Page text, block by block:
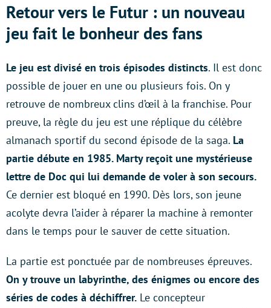
Retour vers le Futur : un nouveau
jeu fait le bonheur des fans
Le jeu est divisé en trois épisodes distincts. Il est donc
possible de jouer en une ou plusieurs fois. On y
retrouve de nombreux clins d’œil à la franchise. Pour
preuve, la règle du jeu est une réplique du célèbre
almanach sportif du second épisode de la saga. La
partie débute en 1985. Marty reçoit une mystérieuse
lettre de Doc qui lui demande de voler à son secours.
Ce dernier est bloqué en 1990. Dès lors, son jeune
acolyte devra l’aider à réparer la machine à remonter
dans le temps pour le sauver de cette situation.
La partie est ponctuée par de nombreuses épreuves.
On y trouve un labyrinthe, des énigmes ou encore des
séries de codes à déchiffrer. Le concepteur